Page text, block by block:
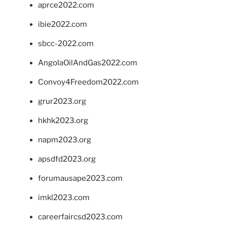
aprce2022.com
ibie2022.com
sbcc-2022.com
AngolaOilAndGas2022.com
Convoy4Freedom2022.com
grur2023.org
hkhk2023.org
napm2023.org
apsdfd2023.org
forumausape2023.com
imkl2023.com
careerfaircsd2023.com